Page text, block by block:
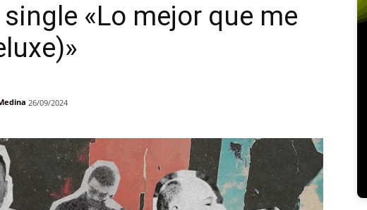
«Lo mejor que me
26/09/2024